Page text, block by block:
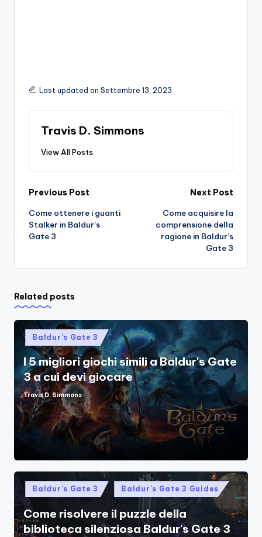
Last updated on Settembre 13, 2023
Travis D. Simmons
View All Posts
Post
navigation
Previous Post
Come ottenere i guanti
Stalker in Baldur’s
Gate 3
Next Post
Come acquisire la
comprensione della
ragione in Baldur’s
Gate 3
Related posts
Posted
in
Baldur's Gate 3
I 5 migliori giochi simili a Baldur's Gate
3 a cui devi giocare
Posted
by
Travis D. Simmons
Posted
in
Baldur's Gate 3 Baldur's Gate 3 Guides
Come risolvere il puzzle della
biblioteca silenziosa Baldur's Gate 3